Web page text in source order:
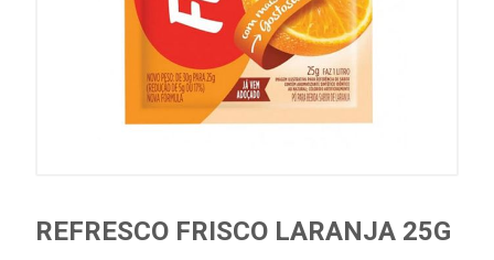
REFRESCO FRISCO LARANJA 25G